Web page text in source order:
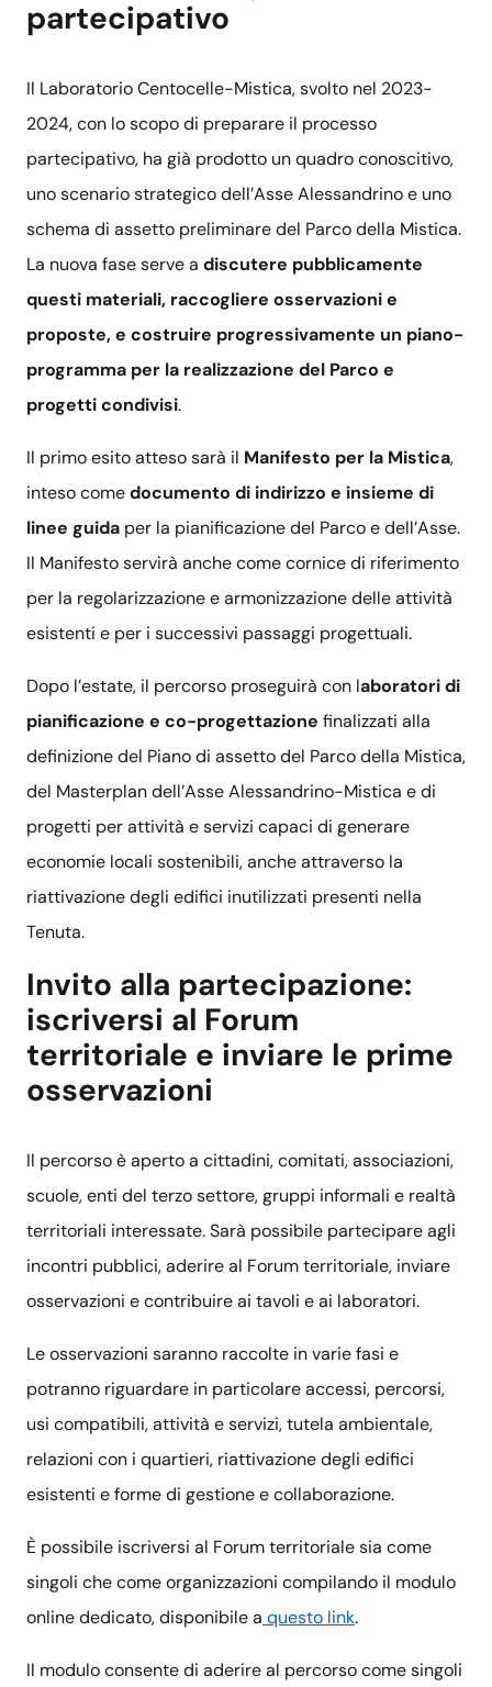
partecipativo
Il Laboratorio Centocelle-Mistica, svolto nel 2023-
2024, con lo scopo di preparare il processo
partecipativo, ha già prodotto un quadro conoscitivo,
uno scenario strategico dell’Asse Alessandrino e uno
schema di assetto preliminare del Parco della Mistica.
La nuova fase serve a discutere pubblicamente
questi materiali, raccogliere osservazioni e
proposte, e costruire progressivamente un piano-
programma per la realizzazione del Parco e
progetti condivisi.
Il primo esito atteso sarà il Manifesto per la Mistica,
inteso comedocumento di indirizzo e insieme di
linee guida per la pianificazione del Parco e dell’Asse.
Il Manifesto servirà anche come cornice di riferimento
per la regolarizzazione e armonizzazione delle attività
esistenti e per i successivi passaggi progettuali.
Dopo l’estate, il percorso proseguirà con laboratori di
pianificazione e co-progettazione finalizzati alla
definizione del Piano di assetto del Parco della Mistica,
del Masterplan dell’Asse Alessandrino-Mistica e di
progetti per attività e servizi capaci di generare
economie locali sostenibili, anche attraverso la
riattivazione degli edifici inutilizzati presenti nella
Tenuta.
Invito alla partecipazione:
iscriversi al Forum
territoriale e inviare le prime
osservazioni
Il percorso è aperto a cittadini, comitati, associazioni,
scuole, enti del terzo settore, gruppi informali e realtà
territoriali interessate. Sarà possibile partecipare agli
incontri pubblici, aderire al Forum territoriale, inviare
osservazioni e contribuire ai tavoli e ai laboratori.
Le osservazioni saranno raccolte in varie fasi e
potranno riguardare in particolare accessi, percorsi,
usi compatibili, attività e servizi, tutela ambientale,
relazioni con i quartieri, riattivazione degli edifici
esistenti e forme di gestione e collaborazione.
È possibile iscriversi al Forum territoriale sia come
singoli che come organizzazioni compilando il modulo
online dedicato, disponibile a questo link.
Il modulo consente di aderire al percorso come singoli